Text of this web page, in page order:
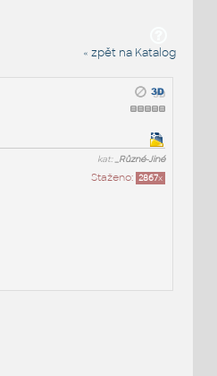
« zpět na Katalog
kat:_Různé-Jiné
Staženo: 2867x